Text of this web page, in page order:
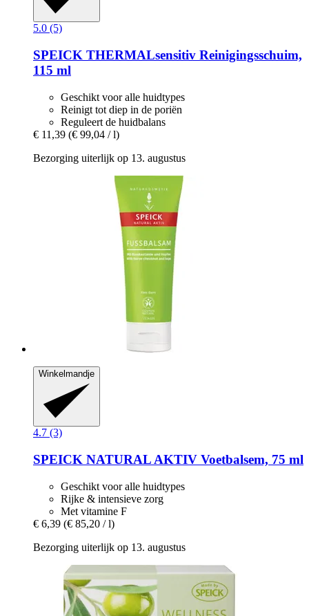
5.0 (5)
SPEICK THERMALsensitiv Reinigingsschuim,
115 ml
Geschikt voor alle huidtypes
Reinigt tot diep in de poriën
Reguleert de huidbalans
€ 11,39 (€ 99,04 / l)
Bezorging uiterlijk op 13. augustus
Winkelmandje
4.7 (3)
SPEICK NATURAL AKTIV Voetbalsem, 75 ml
Geschikt voor alle huidtypes
Rijke & intensieve zorg
Met vitamine F
€ 6,39 (€ 85,20 / l)
Bezorging uiterlijk op 13. augustus